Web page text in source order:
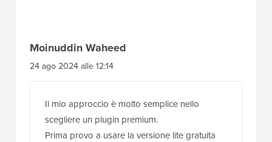
Moinuddin Waheed
24 ago 2024 alle 12:14
Il mio approccio è molto semplice nello
scegliere un plugin premium.
Prima provo a usare la versione lite gratuita